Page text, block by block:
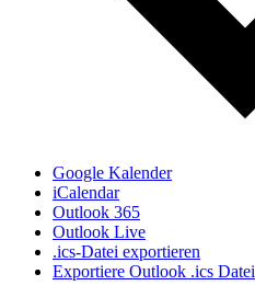
Google Kalender
iCalendar
Outlook 365
Outlook Live
.ics-Datei exportieren
Exportiere Outlook .ics Datei